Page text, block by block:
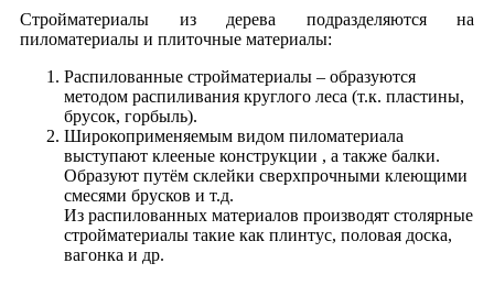
Стройматериалы из дерева подразделяются на
пиломатериалы и плиточные материалы:
Распилованные стройматериалы – образуются
методом распиливания круглого леса (т.к. пластины,
брусок, горбыль).
Широкоприменяемым видом пиломатериала
выступают клееные конструкции , а также балки.
Образуют путём склейки сверхпрочными клеющими
смесями брусков и т.д.
Из распилованных материалов производят столярные
стройматериалы такие как плинтус, половая доска,
вагонка и др.